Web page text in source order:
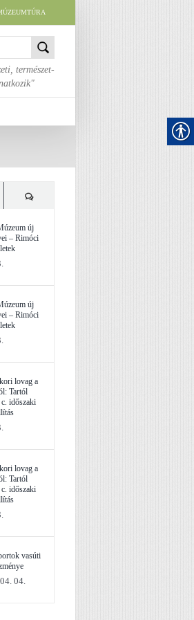
természet-
Comments
új
– Rimóci
új
– Rimóci
lovag a
Tartól
időszaki
lovag a
Tartól
időszaki
vasúti
04.